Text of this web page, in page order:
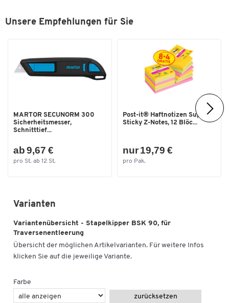
Unsere Empfehlungen für Sie
MARTOR SECUNORM 300
Sicherheitsmesser,
Schnitttief...
ab 9,67 €
pro St. ab 12 St.
Post-it® Haftnotizen Super
Sticky Z-Notes, 12 Blöc...
nur 19,79 €
pro Pak.
Varianten
Variantenübersicht - Stapelkipper BSK 90, für
Traversenentleerung
Übersicht der möglichen Artikelvarianten. Für weitere Infos
klicken Sie auf die jeweilige Variante.
Farbe
zurücksetzen
Zum Zoomen doppeltippen